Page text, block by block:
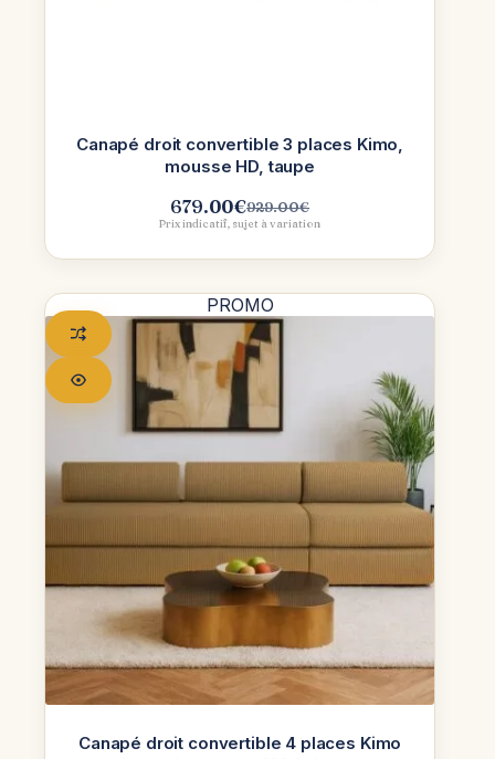
Canapé droit convertible 3 places Kimo,
mousse HD, taupe
929.00€
Le
initial
929.00€.
679.00€Le
actuel
679.00€.
Prix indicatif, sujet à variation
PROMO
Canapé droit convertible 4 places Kimo